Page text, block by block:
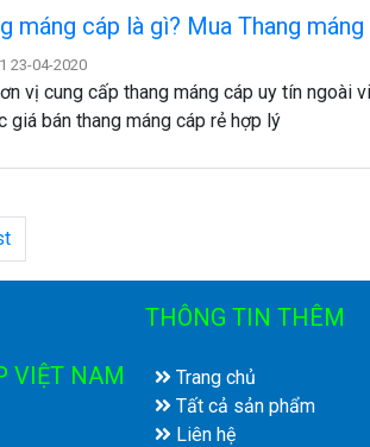
máng cáp là gì? Mua Thang
23-04-2020
vị cung cấp thang máng cáp uy tín ngoài
giá bán thang máng cáp rẻ hợp lý
VIỆT NAM
THÔNG TIN THÊM
Trang chủ
Tất cả sản phẩm
Liên hệ